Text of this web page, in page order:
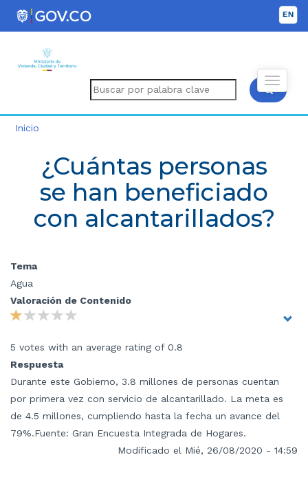
Inicio
¿Cuántas personas
se han beneficiado
con alcantarillados?
Tema
Agua
Valoración de Contenido
5 votes with an average rating of 0.8
Respuesta
Durante este Gobierno, 3.8 millones de personas cuentan
por primera vez con servicio de alcantarillado. La meta es
de 4.5 millones, cumpliendo hasta la fecha un avance del
79%.Fuente: Gran Encuesta Integrada de Hogares.
Modificado el Mié, 26/08/2020 - 14:59